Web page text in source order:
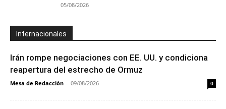
05/08/2026
Internacionales
Irán rompe negociaciones con EE. UU. y condiciona
reapertura del estrecho de Ormuz
Mesa de Redacción - 09/08/2026 0